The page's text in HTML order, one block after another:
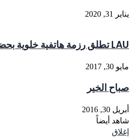
يناير 31, 2020
LAU تطلق رزمة هاتفية خلوية بحضور الجراح و جبرا ومديري الفا وتاتش الاثنين 29 ايار 2017
مايو 30, 2017
صباح الخير
أبريل 30, 2016
شاهد أيضاً
إغلاق